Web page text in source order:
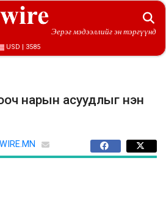
Эерэг мэдээллийг эн тэргүүнд
USD | 3585
нарын асуудлыг нэн